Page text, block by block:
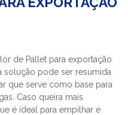
de Pallet para exportação
solução pode ser resumida
que serve como base para
Caso queira mais
é ideal para empilhar e